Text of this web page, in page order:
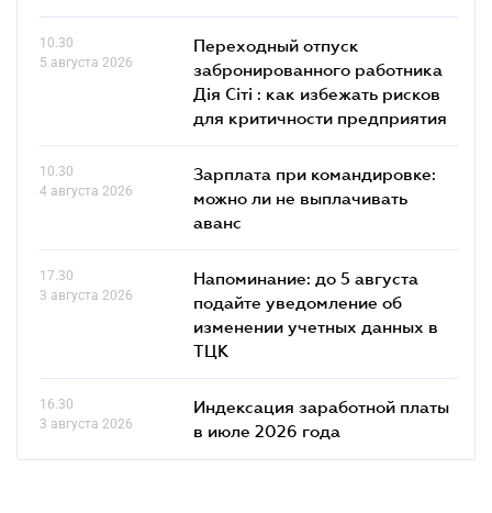
10.30
5 августа 2026
Переходный отпуск
забронированного работника
Дія Сіті : как избежать рисков
для критичности предприятия
10.30
4 августа 2026
Зарплата при командировке:
можно ли не выплачивать
аванс
17.30
3 августа 2026
Напоминание: до 5 августа
подайте уведомление об
изменении учетных данных в
ТЦК
16.30
3 августа 2026
Индексация заработной платы
в июле 2026 года